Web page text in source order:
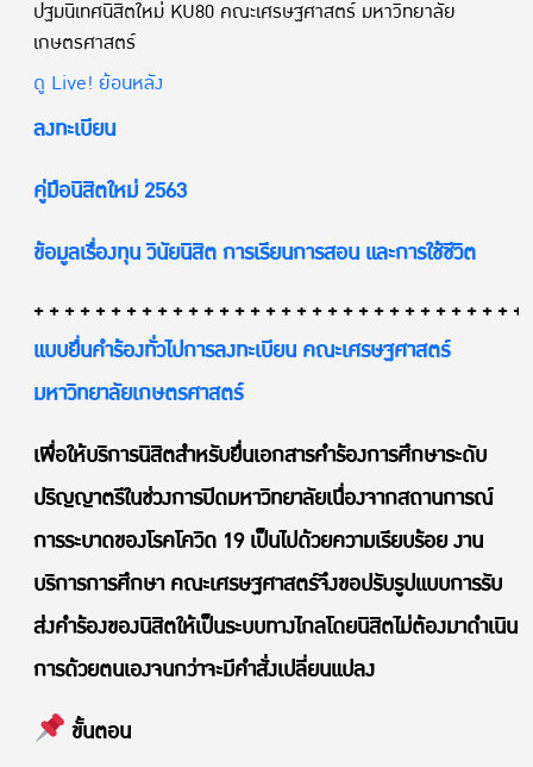
ปฐมนิเทศนิสิตใหม่ KU80 คณะเศรษฐศาสตร์ มหาวิทยาลัย
เกษตรศาสตร์
ดู Live! ย้อนหลัง
ลงทะเบียน
คู่มือนิสิตใหม่ 2563
ข้อมูลเรื่องทุน วินัยนิสิต การเรียนการสอน และการใช้ชีวิต
แบบยื่นคำร้องทั่วไปการลงทะเบียน คณะเศรษฐศาสตร์
มหาวิทยาลัยเกษตรศาสตร์
เพื่อให้บริการนิสิตสำหรับยื่นเอกสารคำร้องการศึกษาระดับ
ปริญญาตรีในช่วงการปิดมหาวิทยาลัยเนื่องจากสถานการณ์
การระบาดของโรคโควิด 19 เป็นไปด้วยความเรียบร้อย งาน
บริการการศึกษา คณะเศรษฐศาสตร์จึงขอปรับรูปแบบการรับ
ส่งคำร้องของนิสิตให้เป็นระบบทางไกลโดยนิสิตไม่ต้องมาดำเนิน
การด้วยตนเองจนกว่าจะมีคำสั่งเปลี่ยนแปลง
ขั้นตอน